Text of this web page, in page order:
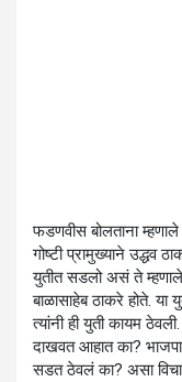
फडणवीस बोलताना
गोष्टी प्रामुख्याने उद्धव
युतीत सडलो असं ते
बाळासाहेब ठाकरे होते. या
त्यांनी ही युती कायम ठेवली.
दाखवत आहात का?
सडत ठेवलं का? असा